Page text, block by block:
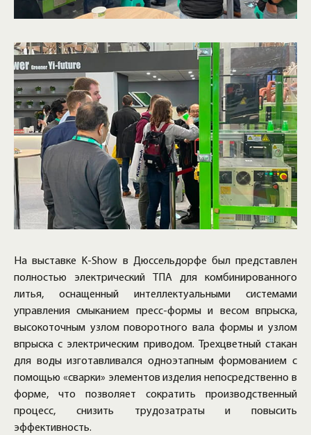
На выставке K-Show в Дюссельдорфе был представлен
полностью электрический ТПА для комбинированного
литья, оснащенный интеллектуальными системами
управления смыканием пресс-формы и весом впрыска,
высокоточным узлом поворотного вала формы и узлом
впрыска с электрическим приводом. Трехцветный стакан
для воды изготавливался одноэтапным формованием с
помощью «сварки» элементов изделия непосредственно в
форме, что позволяет сократить производственный
процесс, снизить трудозатраты и повысить
эффективность.